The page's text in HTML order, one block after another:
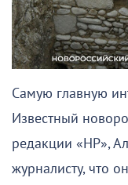
Самую главную
Известный
редакции «НР»,
журналисту, что